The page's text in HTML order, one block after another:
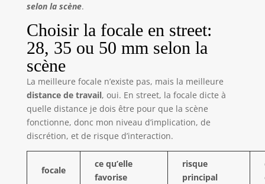
selon la scène.
Choisir la focale en street:
28, 35 ou 50 mm selon la
scène
La meilleure focale n’existe pas, mais la meilleure
distance de travail, oui. En street, la focale dicte à
quelle distance je dois être pour que la scène
fonctionne, donc mon niveau d’implication, de
discrétion, et de risque d’interaction.
focale
ce qu’elle
favorise
risque
principal